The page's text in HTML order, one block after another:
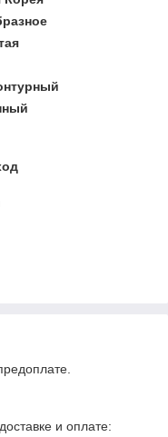
и оплате: